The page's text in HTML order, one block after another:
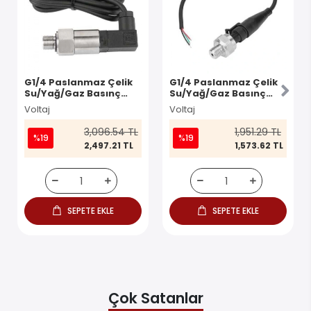
G1/4 Paslanmaz Çelik
Su/Yağ/Gaz Basınç
Sensörü - 1Mpa
Voltaj
%19 3,096.54 TL
2,497.21 TL
SEPETE EKLE
G1/4 Paslanmaz Çelik
Su/Yağ/Gaz Basınç
Sensörü - 200 PSI
Voltaj
%19 1,951.29 TL
1,573.62 TL
SEPETE EKLE
Çok Satanlar